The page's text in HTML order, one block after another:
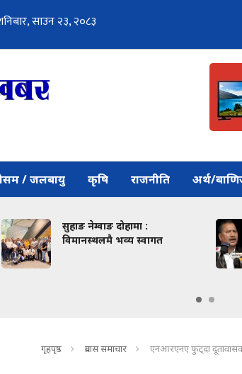
/ जलबायु कृषि राजनीति अर्थ/
सुहाङ नेम्वाङ दोहामा :
विमानस्थलमै भव्य स्वागत
गृहपृष्ठ प्रवास समाचार एनआरएनए फुट्दा